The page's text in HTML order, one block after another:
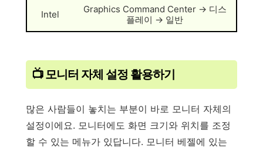
Intel
Graphics Command Center → 디스
플레이 → 일반
📺 모니터 자체 설정 활용하기
많은 사람들이 놓치는 부분이 바로 모니터 자체의
설정이에요. 모니터에도 화면 크기와 위치를 조정
할 수 있는 메뉴가 있답니다. 모니터 베젤에 있는